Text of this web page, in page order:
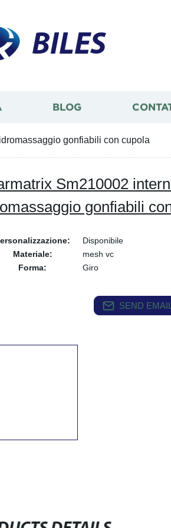
BILES
BLOG
gonfiabili con cupola
Sm210002
gonfiabili
Disponibile
Materiale:
mesh vc
Forma:
Giro
SEND